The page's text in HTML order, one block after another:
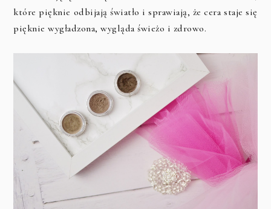
które pięknie odbijają światło i sprawiają, że cera staje się
pięknie wygładzona, wygląda świeżo i zdrowo.